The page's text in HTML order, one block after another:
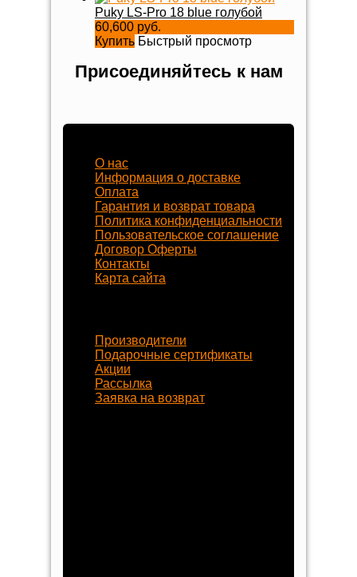
Puky LS-Pro 18 blue голубой
60,600 руб.
Купить Быстрый просмотр
Присоединяйтесь к нам
Наш магазин
О нас
Информация о доставке
Оплата
Гарантия и возврат товара
Политика конфиденциальности
Пользовательское соглашение
Договор Оферты
Контакты
Карта сайта
Производители
Подарочные сертификаты
Акции
Рассылка
Заявка на возврат